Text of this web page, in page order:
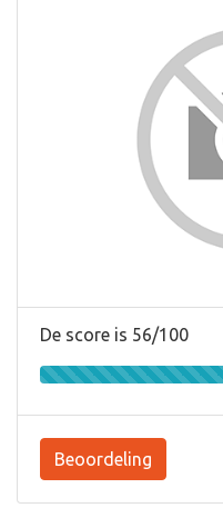
De score is 56/100
Beoordeling